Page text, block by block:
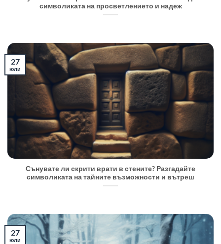
символиката на просветлението и надеж
Сънувате ли скрити врати в стените? Разгадайте
символиката на тайните възможности и вътреш
27
юли
27
юли